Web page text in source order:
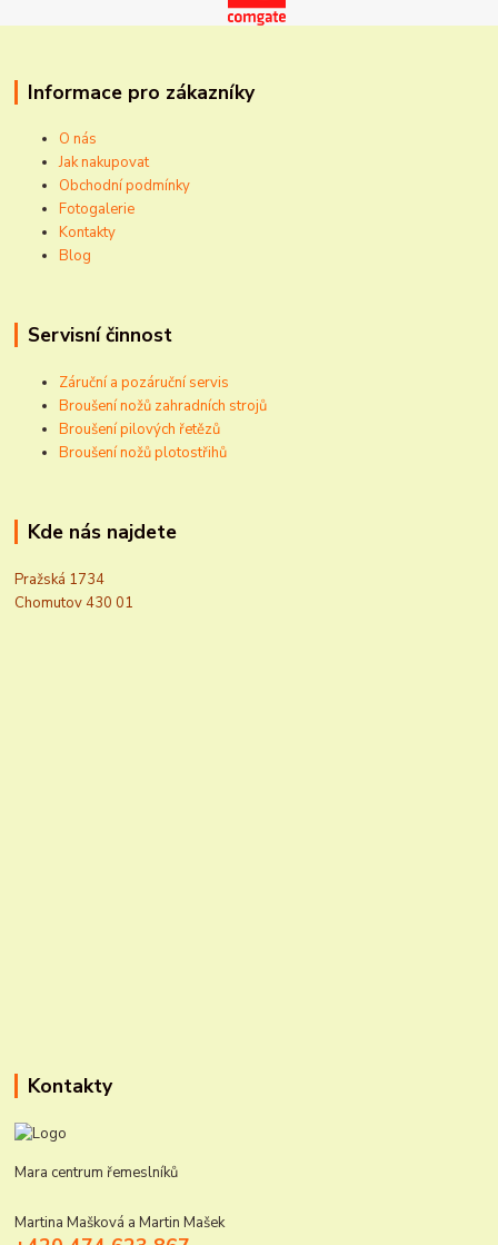
Informace pro zákazníky
O nás
Jak nakupovat
Obchodní podmínky
Fotogalerie
Kontakty
Blog
Servisní činnost
Záruční a pozáruční servis
Broušení nožů zahradních strojů
Broušení pilových řetězů
Broušení nožů plotostřihů
Kde nás najdete
Pražská 1734
Chomutov 430 01
Kontakty
Mara centrum řemeslníků
Martina Mašková a Martin Mašek